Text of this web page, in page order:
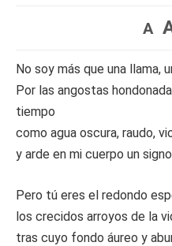
A
No soy más que una llama,
Por las angostas
tiempo
como agua oscura, raudo,
y arde en mi cuerpo un
Pero tú eres el redondo
los crecidos arroyos de la
tras cuyo fondo áureo y